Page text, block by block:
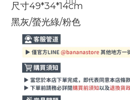
尺寸49*34*14cm
黑灰/螢光綠/粉色